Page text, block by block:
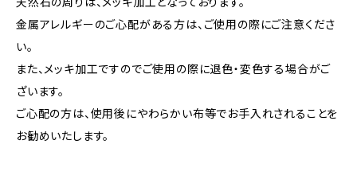
金属アレルギーのご心配がある方は、ご使用の際にご注意くださ
い。
また、メッキ加工ですのでご使用の際に退色・変色する場合がご
ざいます。
ご心配の方は、使用後にやわらかい布等でお手入れされることを
お勧めいたします。